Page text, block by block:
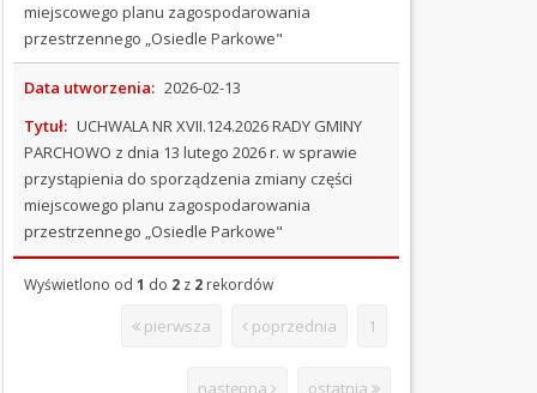
OCHRONA
ŚRODOWISKA
PODATKI
I
OPŁATY
ORGANIZACJE
POZARZĄDOWE
PRAWO
(Kliknięcie spowoduje otwarcie nowej karty)
miejscowego planu zagospodarowania
przestrzennego „Osiedle Parkowe"
Data utworzenia: 2026-02-13
Tytuł: UCHWALA NR XVII.124.2026 RADY GMINY
PARCHOWO z dnia 13 lutego 2026 r. w sprawie
przystąpienia do sporządzenia zmiany części
miejscowego planu zagospodarowania
przestrzennego „Osiedle Parkowe"
Wyświetlono od1 do 2 z 2 rekordów
pierwsza poprzednia 1
następna ostatnia